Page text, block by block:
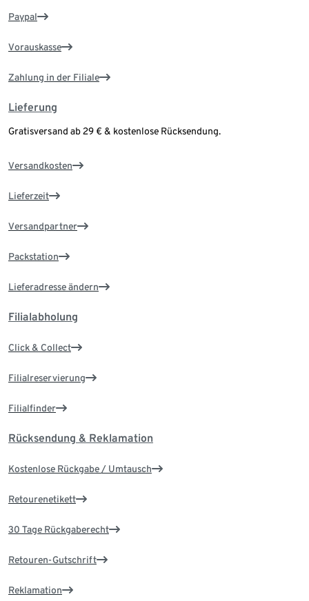
Paypal
Vorauskasse
Zahlung in der Filiale
Lieferung
Gratisversand ab 29 € & kostenlose Rücksendung.
Versandkosten
Lieferzeit
Versandpartner
Packstation
Lieferadresse ändern
Filialabholung
Click & Collect
Filialreservierung
Filialfinder
Rücksendung & Reklamation
Kostenlose Rückgabe / Umtausch
Retourenetikett
30 Tage Rückgaberecht
Retouren-Gutschrift
Reklamation